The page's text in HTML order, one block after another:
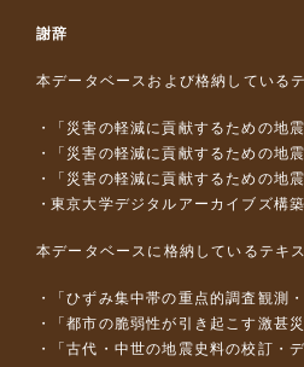
謝辞
本データベースおよび格納している
「災害の軽減に貢献するための地
「災害の軽減に貢献するための地
「災害の軽減に貢献するための地
東京大学デジタルアーカイブズ構
本データベースに格納しているテキ
「ひずみ集中帯の重点的調査観測
「都市の脆弱性が引き起こす激甚
「古代・中世の地震史料の校訂